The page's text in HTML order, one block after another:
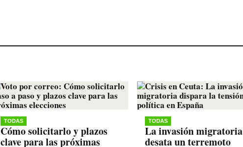
TODAS
Cómo solicitarlo y plazos
clave para las próximas
TODAS
La invasión migratoria
desata un terremoto